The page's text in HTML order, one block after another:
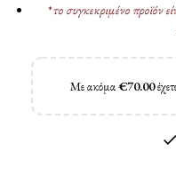
*το συγκεκριμένο προϊόν
Με ακόμα€70.00